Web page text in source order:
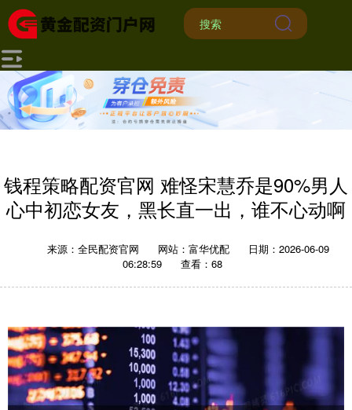
钱程策略配资官网 难怪宋慧乔是90%男人
心中初恋女友，黑长直一出，谁不心动啊
来源：全民配资官网 网站：富华优配
日期：2026-06-09
06:28:59
查看：68